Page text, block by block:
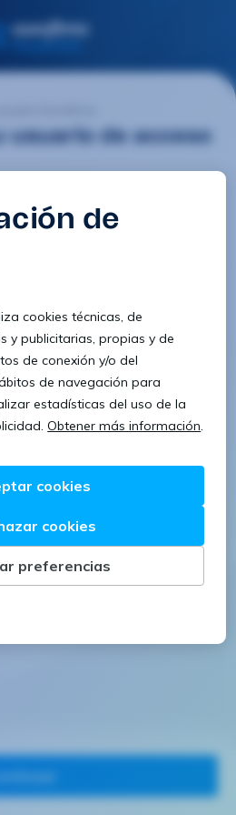
usuario de acceso
1 letra minúscula
1 número